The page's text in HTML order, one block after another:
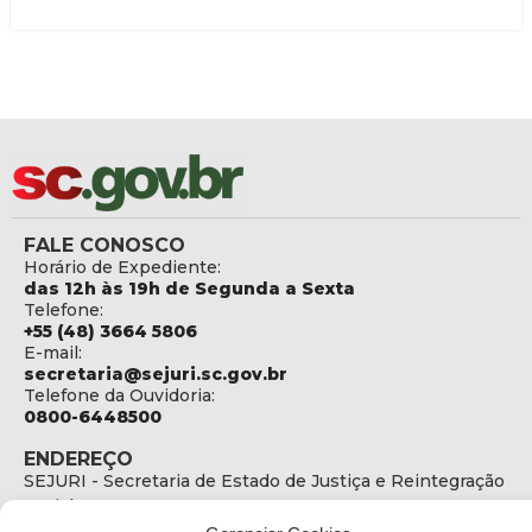
FALE CONOSCO
Horário de Expediente:
das 12h às 19h de Segunda a Sexta
Telefone:
+55 (48) 3664 5806
E-mail:
secretaria@sejuri.sc.gov.br
Telefone da Ouvidoria:
0800-6448500
ENDEREÇO
SEJURI - Secretaria de Estado de Justiça e Reintegração
Social